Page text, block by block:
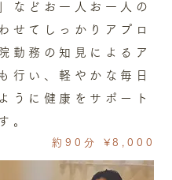
などお一人お一人の
せてしっかりアプロ
勤務の知見によるア
行い、軽やかな毎日
うに健康をサポート
。
約90分 ¥8,000